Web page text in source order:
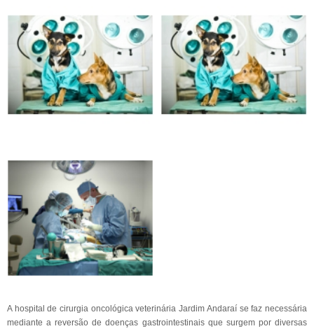
A hospital de cirurgia oncológica veterinária Jardim Andaraí se faz necessária
mediante a reversão de doenças gastrointestinais que surgem por diversas